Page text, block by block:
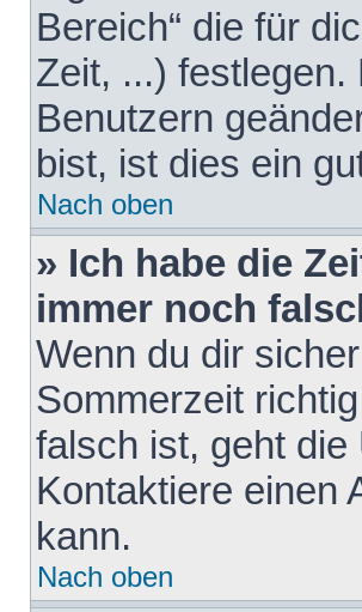
Bereich“ die für
Zeit, ...)
Benutzern
bist, ist dies ein
Nach oben
» Ich habe die
immer noch
Wenn du dir
Sommerzeit
falsch ist, geht
Kontaktiere einen
kann.
Nach oben